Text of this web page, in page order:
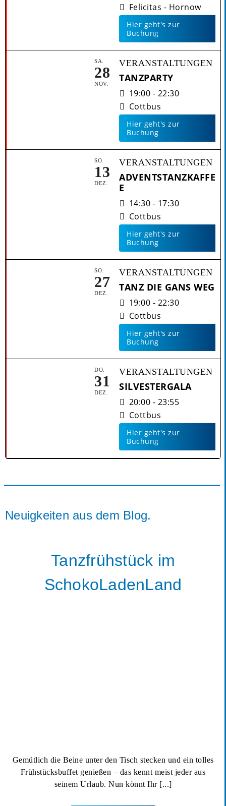
Felicitas - Hornow
Hier geht's zur
Buchung
SA.
28
NOV.
VERANSTALTUNGEN
TANZPARTY
19:00 - 22:30
Cottbus
Hier geht's zur
Buchung
SO.
13
DEZ.
VERANSTALTUNGEN
ADVENTSTANZKAFFE
E
14:30 - 17:30
Cottbus
Hier geht's zur
Buchung
SO.
27
DEZ.
VERANSTALTUNGEN
TANZ DIE GANS WEG
19:00 - 22:30
Cottbus
Hier geht's zur
Buchung
DO.
31
DEZ.
VERANSTALTUNGEN
SILVESTERGALA
20:00 - 23:55
Cottbus
Hier geht's zur
Buchung
Neuigkeiten aus dem Blog.
Tanzfrühstück im
SchokoLadenLand
Gemütlich die Beine unter den Tisch stecken und ein tolles
Frühstücksbuffet genießen – das kennt meist jeder aus
seinem Urlaub. Nun könnt Ihr[...]